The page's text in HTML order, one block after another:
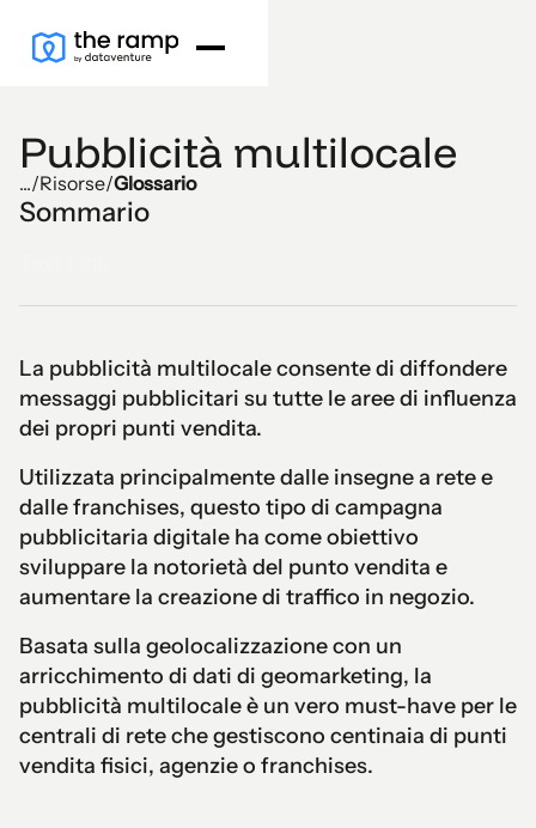
Pubblicità multilocale
.../Risorse/Glossario
Sommario
La pubblicità multilocale consente di diffondere
messaggi pubblicitari su tutte le aree di influenza
dei propri punti vendita.
Utilizzata principalmente dalle insegne a rete e
dalle franchises, questo tipo di campagna
pubblicitaria digitale ha come obiettivo
sviluppare la notorietà del punto vendita e
aumentare la creazione di traffico in negozio.
Basata sulla geolocalizzazione con un
arricchimento di dati di geomarketing, la
pubblicità multilocale è un vero must-have per le
centrali di rete che gestiscono centinaia di punti
vendita fisici, agenzie o franchises.